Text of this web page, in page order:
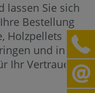
lassen Sie sich
Bestellung
Holzpellets
und in die
Ihr Vertrauen.